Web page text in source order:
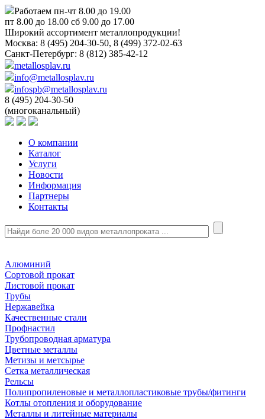
Работаем пн-чт 8.00 до 19.00
пт 8.00 до 18.00 сб 9.00 до 17.00
Широкий ассортимент металлопродукции!
Москва: 8 (495) 204-30-50, 8 (499) 372-02-63
Санкт-Петербург: 8 (812) 385-42-12
metallosplav.ru
info@metallosplav.ru
infospb@metallosplav.ru
8 (495) 204-30-50
(многоканальный)
О компании
Каталог
Услуги
Новости
Информация
Партнеры
Контакты
Алюминий
Сортовой прокат
Листовой прокат
Трубы
Нержавейка
Качественные стали
Профнастил
Трубопроводная арматура
Цветные металлы
Метизы и метсырье
Сетка металлическая
Рельсы
Полипропиленовые и металлопластиковые трубы/фитинги
Котлы отопления и оборудование
Металлы и литейные материалы